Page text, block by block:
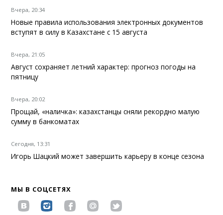
Вчера, 20:34
Новые правила использования электронных документов
вступят в силу в Казахстане с 15 августа
Вчера, 21:05
Август сохраняет летний характер: прогноз погоды на
пятницу
Вчера, 20:02
Прощай, «наличка»: казахстанцы сняли рекордно малую
сумму в банкоматах
Сегодня, 13:31
Игорь Шацкий может завершить карьеру в конце сезона
МЫ В СОЦСЕТЯХ